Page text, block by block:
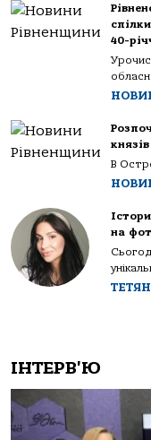
40-
В
на
ІНТЕРВ'Ю